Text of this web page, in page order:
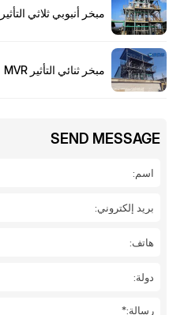
مبخر أنبوبي ثلاثي التأثير
مبخر ثنائي التأثير MVR
SEND MESSAGE